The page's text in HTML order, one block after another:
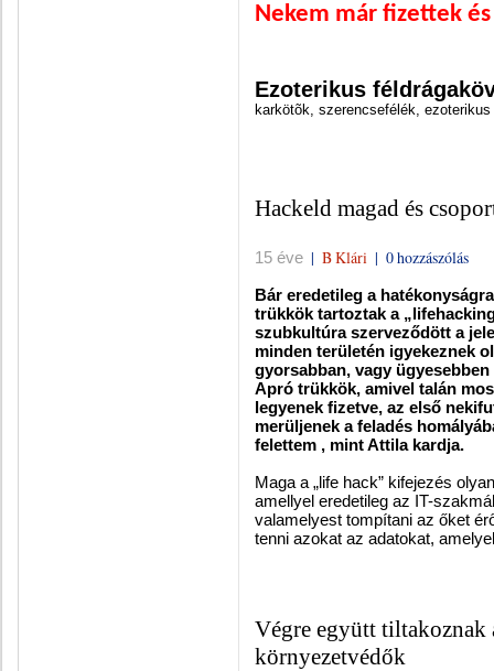
Nekem már fizettek
Ezoterikus
karkötõk, szerencsefélék,
Hackeld magad és
15 éve | B Klári | 0 hozzászólás
Bár eredetileg a
trükkök tartoztak a
szubkultúra szerveződött a
minden területén igyekeznek
gyorsabban, vagy
Apró trükkök, amivel talán
legyenek fizetve, az első
merüljenek a feladés
felettem , mint Attila kardja.
Maga a „life hack” kifejezés
amellyel eredetileg az IT-
valamelyest tompítani az őket
tenni azokat az adatokat,
Végre együtt tiltakoznak
környezetvédők